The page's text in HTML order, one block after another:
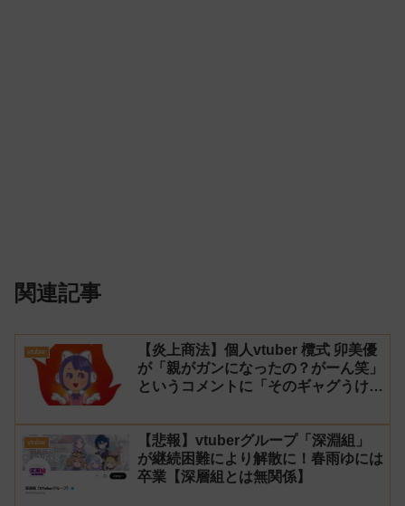
関連記事
vtuber
【炎上商法】個人vtuber 欖式 卯美優
が「親がガンになったの？がーん笑」
というコメントに「そのギャグうけ
はオススメしないと投稿し叩かれる
vtuber
【悲報】vtuberグループ「深淵組」
が継続困難により解散に！春雨ゆには
卒業【深層組とは無関係】